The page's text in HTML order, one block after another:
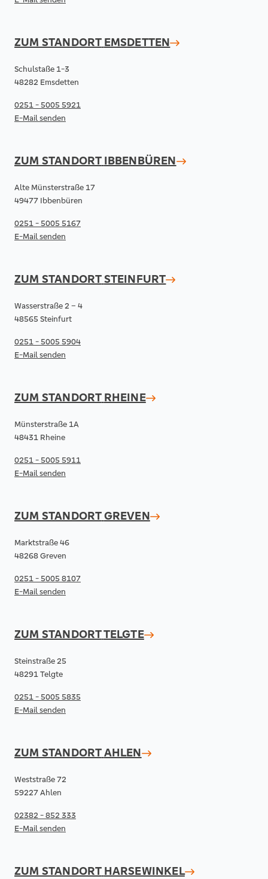
ZUM STANDORT EMSDETTEN
Schulstaße 1-3
48282 Emsdetten
0251 - 5005 5921
E-Mail senden
ZUM STANDORT IBBENBÜREN
Alte Münsterstraße 17
49477 Ibbenbüren
0251 - 5005 5167
E-Mail senden
ZUM STANDORTSTEINFURT
Wasserstraße 2 – 4
48565 Steinfurt
0251 - 5005 5904
E-Mail senden
ZUM STANDORT RHEINE
Münsterstraße 1A
48431 Rheine
0251 - 5005 5911
E-Mail senden
ZUM STANDORTGREVEN
Marktstraße 46
48268 Greven
0251 - 5005 8107
E-Mail senden
ZUM STANDORTTELGTE
Steinstraße 25
48291 Telgte
0251 - 5005 5835
E-Mail senden
ZUM STANDORTAHLEN
Weststraße 72
59227 Ahlen
02382 - 852 333
E-Mail senden
ZUM STANDORT HARSEWINKEL